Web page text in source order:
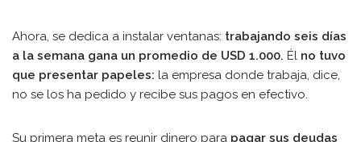
Ahora, se dedica a instalar ventanas: trabajando seis días
a la semana gana un promedio de USD 1.000. Él no tuvo
que presentar papeles: la empresa donde trabaja, dice,
no se los ha pedido y recibe sus pagos en efectivo.
Su primera meta es reunir dinero para pagar sus deudas